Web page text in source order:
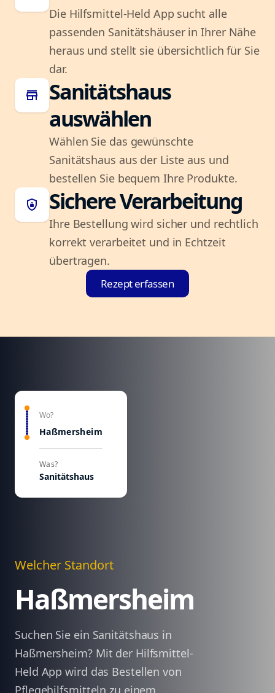
Die Hilfsmittel-Held App sucht alle
passenden Sanitätshäuser in Ihrer Nähe
heraus und stellt sie übersichtlich für Sie
dar.
store
Sanitätshaus
auswählen
Wählen Sie das gewünschte
Sanitätshaus aus der Liste aus und
bestellen Sie bequem Ihre Produkte.
shield_lock Sichere Verarbeitung
Ihre Bestellung wird sicher und rechtlich
korrekt verarbeitet und in Echtzeit
übertragen.
Rezept erfassen
Wo?
Haßmersheim
Was?
Sanitätshaus
Welcher Standort
Haßmersheim
Suchen Sie ein Sanitätshaus in
Haßmersheim? Mit der Hilfsmittel-
Held App wird das Bestellen von
Pflegehilfsmitteln zu einem